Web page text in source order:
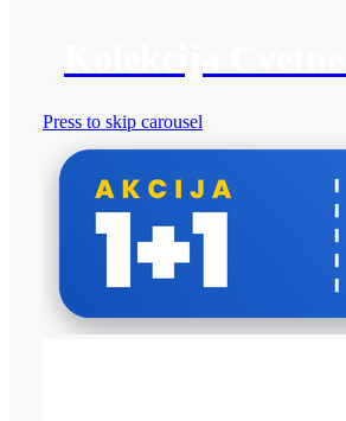
Press to skip carousel